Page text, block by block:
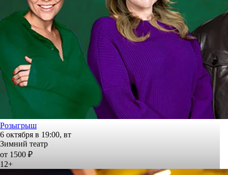
Розыгрыш
6 октября в 19:00, вт
Зимний театр
от 1500 ₽
12+